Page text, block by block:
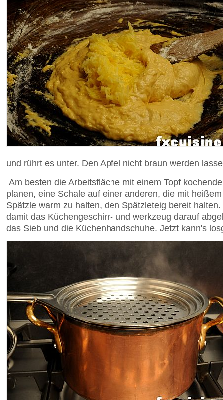
und rührt es unter. Den Apfel nicht braun werden
Am besten die Arbeitsfläche mit einem Topf
planen, eine Schale auf einer anderen, die mit
Spätzle warm zu halten, den Spätzleteig bereit
damit das Küchengeschirr- und werkzeug darauf
das Sieb und die Küchenhandschuhe. Jetzt kann's